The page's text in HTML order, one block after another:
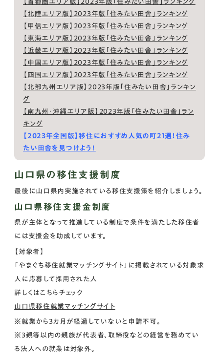
【首都圏エリア版】2023年版「住みたい田舎」ランキング
【北陸エリア版】2023年版「住みたい田舎」ランキング
【甲信エリア版】2023年版「住みたい田舎」ランキング
【東海エリア版】2023年版「住みたい田舎」ランキング
【近畿エリア版】2023年版「住みたい田舎」ランキング
【中国エリア版】2023年版「住みたい田舎」ランキング
【四国エリア版】2023年版「住みたい田舎」ランキング
【北部九州エリア版】2023年版「住みたい田舎」ランキン
グ
【南九州・沖縄エリア版】2023年版「住みたい田舎」ラン
キング
【2023年全国版】移住におすすめ人気の町21選！住み
たい田舎を見つけよう！
山口県の移住支援制度
最後に山口県内実施されている移住支援策を紹介しましょう。
山口県移住支援金制度
県が主体となって推進している制度で条件を満たした移住者
には支援金を助成しています。
【対象者】
「やまぐち移住就業マッチングサイト」に掲載されている対象求
人に応募して採用された人
詳しくはこちらチェック
山口県移住就業マッチングサイト
※就業から3カ月が経過していないと申請不可。
※3親等以内の親族が代表者、取締役などの経営を務めてい
る法人への就業​は対象外。